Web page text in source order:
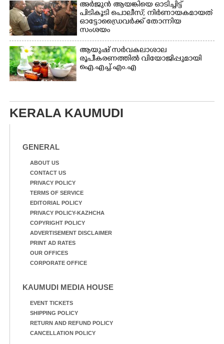
അർജുൻ ആയങ്കിയെ ഓടിച്ചിട്ട്
പിടികൂടി പൊലീസ്; നിർണായകമായത്
ഓട്ടോഡ്രൈവർക്ക് തോന്നിയ
സംശയം
ആയുഷ് സർവകലാശാല
രൂപീകരണത്തിൽ വിയോജിപ്പുമായി
ഐ.എച്ച്.എം.എ
KERALA KAUMUDI
GENERAL
ABOUT US
CONTACT US
PRIVACY POLICY
TERMS OF SERVICE
EDITORIAL POLICY
PRIVACY POLICY-KAZHCHA
COPYRIGHT POLICY
ADVERTISEMENT DISCLAIMER
PRINT AD RATES
OUR OFFICES
CORPORATE OFFICE
KAUMUDI MEDIA HOUSE
EVENT TICKETS
SHIPPING POLICY
RETURN AND REFUND POLICY
CANCELLATION POLICY